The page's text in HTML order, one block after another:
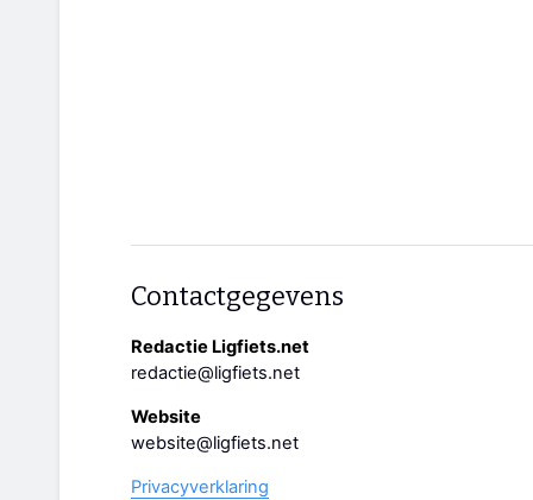
Contactgegevens
Redactie Ligfiets.net
redactie@ligfiets.net
Website
website@ligfiets.net
Privacyverklaring